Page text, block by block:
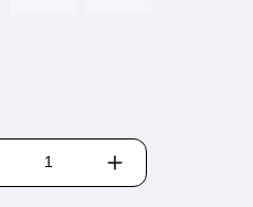
ANZAHL: GIB DEN